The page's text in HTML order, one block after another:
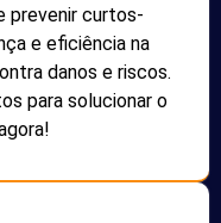
prevenir curtos-
e eficiência na
danos e riscos.
para solucionar o